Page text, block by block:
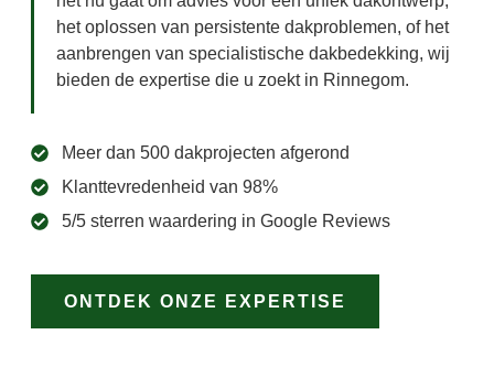
het oplossen van persistente dakproblemen, of het
aanbrengen van specialistische dakbedekking, wij
bieden de expertise die u zoekt in Rinnegom.
Meer dan 500 dakprojecten afgerond
Klanttevredenheid van 98%
5/5 sterren waardering in Google Reviews
ONTDEK ONZE EXPERTISE